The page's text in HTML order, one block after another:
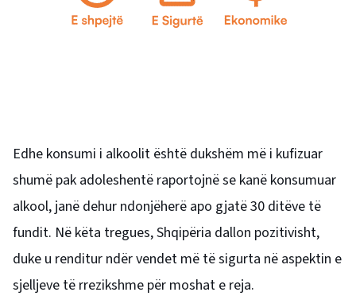
Edhe konsumi i alkoolit është dukshëm më i kufizuar
shumë pak adoleshentë raportojnë se kanë konsumuar
alkool, janë dehur ndonjëherë apo gjatë 30 ditëve të
fundit. Në këta tregues, Shqipëria dallon pozitivisht,
duke u renditur ndër vendet më të sigurta në aspektin e
sjelljeve të rrezikshme për moshat e reja.